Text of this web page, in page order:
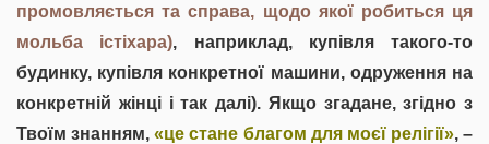
промовляється та справа, щодо якої робиться ця
мольба істіхара), наприклад, купівля такого-то
будинку, купівля конкретної машини, одруження на
конкретній жінці і так далі). Якщо згадане, згідно з
Твоїм знанням,«це стане благом для моєї релігії», –